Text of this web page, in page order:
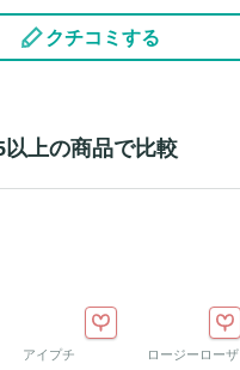
クチコミする
上の商品で比較
アイプチ ロージーローザ